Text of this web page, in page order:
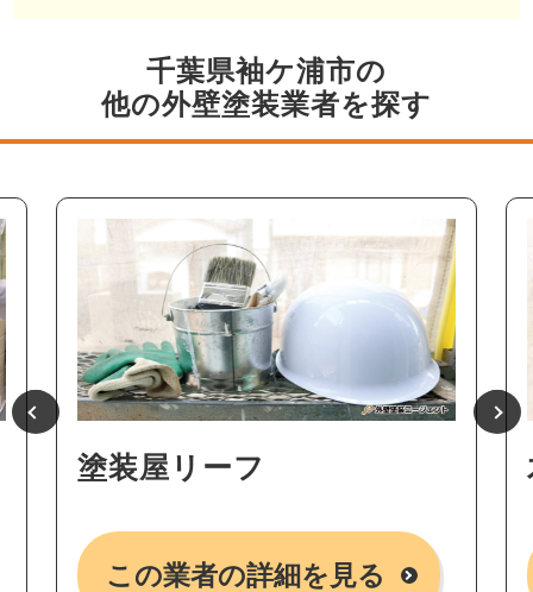
千葉県袖ケ浦市の
他の外壁塗装業者を探す
塗装屋リーフ
この業者の詳細を見る